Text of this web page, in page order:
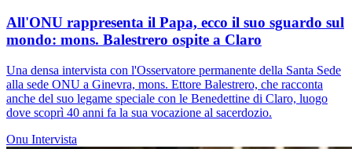
All'ONU rappresenta il Papa, ecco il suo sguardo sul
mondo: mons. Balestrero ospite a Claro
Una densa intervista con l'Osservatore permanente della Santa Sede
alla sede ONU a Ginevra, mons. Ettore Balestrero, che racconta
anche del suo legame speciale con le Benedettine di Claro, luogo
dove scoprì 40 anni fa la sua vocazione al sacerdozio.
Onu Intervista